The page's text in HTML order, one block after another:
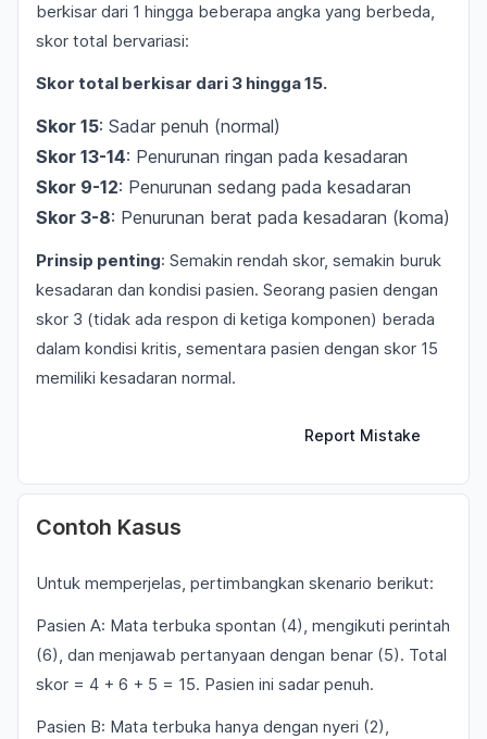
berkisar dari 1 hingga beberapa angka yang berbeda,
skor total bervariasi:
Skor total berkisar dari 3 hingga 15.
Skor 15: Sadar penuh (normal)
Skor 13-14: Penurunan ringan pada kesadaran
Skor 9-12: Penurunan sedang pada kesadaran
Skor 3-8: Penurunan berat pada kesadaran (koma)
Prinsip penting: Semakin rendah skor, semakin buruk
kesadaran dan kondisi pasien. Seorang pasien dengan
skor 3 (tidak ada respon di ketiga komponen) berada
dalam kondisi kritis, sementara pasien dengan skor 15
memiliki kesadaran normal.
Report Mistake
Contoh Kasus
Untuk memperjelas, pertimbangkan skenario berikut:
Pasien A: Mata terbuka spontan (4), mengikuti perintah
(6), dan menjawab pertanyaan dengan benar (5). Total
skor = 4 + 6 + 5 = 15. Pasien ini sadar penuh.
Pasien B: Mata terbuka hanya dengan nyeri (2),